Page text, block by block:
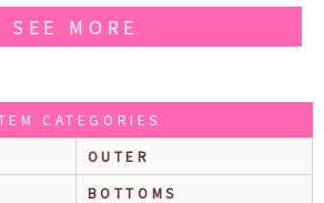
SEE MORE
CATEGORIES
OUTER
BOTTOMS